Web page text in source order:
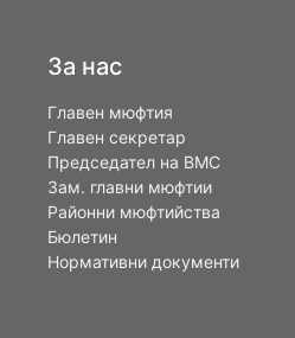
За нас
Главен мюфтия
Главен секретар
Председател на ВМС
Зам. главни мюфтии
Районни мюфтийства
Бюлетин
Нормативни документи